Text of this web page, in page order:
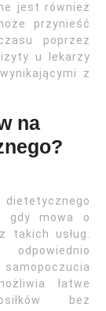
jest również
przynieść
poprzez
u lekarzy
z
na
dietetycznego
gdy mowa o
takich usług.
łatwe
bez